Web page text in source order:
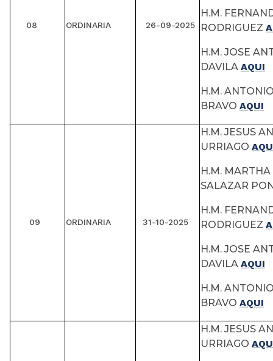
08 ORDINARIA 26-09-2025
H.M.
RODRIGUEZ
H.M. JOSE
DAVILA AQUI
H.M.
BRAVO AQUI
09 ORDINARIA 31-10-2025
H.M. JESUS
URRIAGO
H.M.
SALAZAR
H.M.
RODRIGUEZ
H.M. JOSE
DAVILA AQUI
H.M.
BRAVO AQUI
H.M. JESUS
URRIAGO